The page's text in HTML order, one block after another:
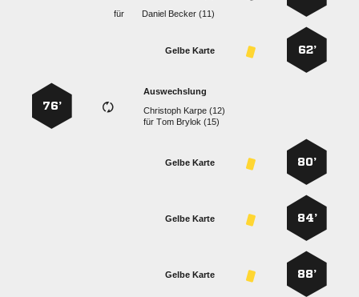
für
  
62’
Gelbe Karte
Auswechslung
  
für  
76’
80’
Gelbe Karte
84’
Gelbe Karte
88’
Gelbe Karte